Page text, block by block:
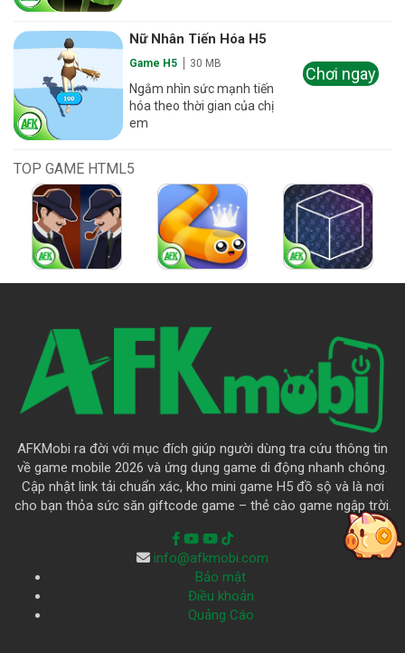
Nữ Nhân Tiến Hóa H5
Game H5 30 MB
Ngắm nhìn sức mạnh tiến
hóa theo thời gian của chị
em
Chơi ngay
TOP GAME HTML5
AFKMobi ra đời với mục đích giúp người dùng tra cứu thông tin
về game mobile 2026 và ứng dụng game di động nhanh chóng.
Cập nhật link tải chuẩn xác, kho mini game H5 đồ sộ và là nơi
cho bạn thỏa sức săn giftcode game – thẻ cào game ngập trời.
info@afkmobi.com
Bảo mật
Điều khoản
Quảng Cáo